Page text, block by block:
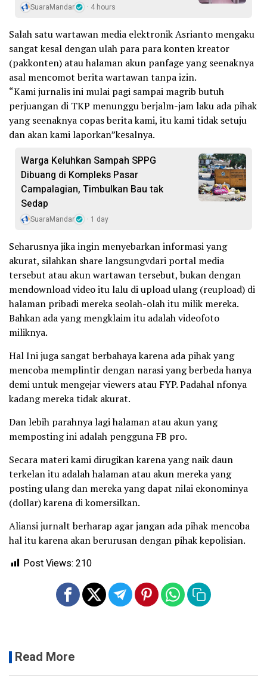
SuaraMandar 4 hours
Salah satu wartawan media elektronik Asrianto mengaku
sangat kesal dengan ulah para para konten kreator
(pakkonten) atau halaman akun panfage yang seenaknya
asal mencomot berita wartawan tanpa izin.
“Kami jurnalis ini mulai pagi sampai magrib butuh
perjuangan di TKP menunggu berjalm-jam laku ada pihak
yang seenaknya copas berita kami, itu kami tidak setuju
dan akan kami laporkan”kesalnya.
Warga Keluhkan Sampah SPPG
Dibuang di Kompleks Pasar
Campalagian, Timbulkan Bau tak
Sedap
SuaraMandar 1 day
Seharusnya jika ingin menyebarkan informasi yang
akurat, silahkan share langsungvdari portal media
tersebut atau akun wartawan tersebut, bukan dengan
mendownload video itu lalu di upload ulang (reupload) di
halaman pribadi mereka seolah-olah itu milik mereka.
Bahkan ada yang mengklaim itu adalah videofoto
miliknya.
Hal Ini juga sangat berbahaya karena ada pihak yang
mencoba memplintir dengan narasi yang berbeda hanya
demi untuk mengejar viewers atau FYP. Padahal nfonya
kadang mereka tidak akurat.
Dan lebih parahnya lagi halaman atau akun yang
memposting ini adalah pengguna FB pro.
Secara materi kami dirugikan karena yang naik daun
terkelan itu adalah halaman atau akun mereka yang
posting ulang dan mereka yang dapat nilai ekonominya
(dollar) karena di komersilkan.
Aliansi jurnalt berharap agar jangan ada pihak mencoba
hal itu karena akan berurusan dengan pihak kepolisian.
Post Views: 210
Read More